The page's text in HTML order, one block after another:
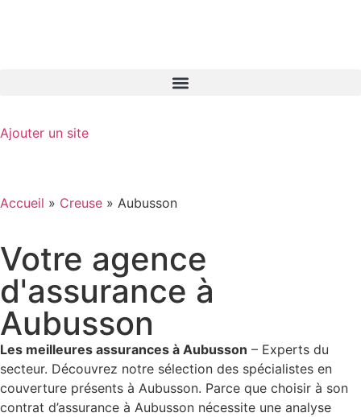
Ajouter un site
Accueil » Creuse » Aubusson
Votre agence
d'assurance à
Aubusson
Les meilleures assurances à Aubusson – Experts du
secteur. Découvrez notre sélection des spécialistes en
couverture présents à Aubusson. Parce que choisir à son
contrat d’assurance à Aubusson nécessite une analyse